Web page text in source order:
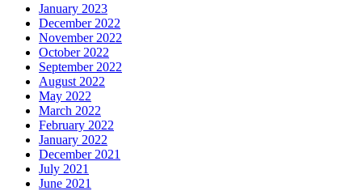
January 2023
December 2022
November 2022
October 2022
September 2022
August 2022
May 2022
March 2022
February 2022
January 2022
December 2021
July 2021
June 2021